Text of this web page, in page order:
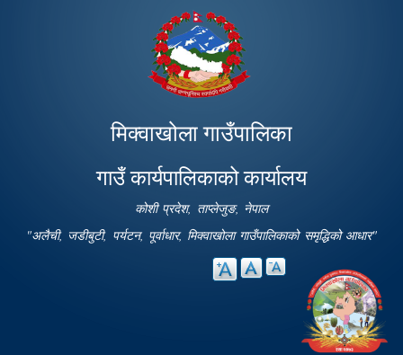
main
content
मिक्वाखोला गाउँपालिका
गाउँ कार्यपालिकाको कार्यालय
कोशी प्रदेश, ताप्लेजुङ, नेपाल
"अलैची, जडीबुटी, पर्यटन, पूर्वाधार, मिक्वाखोला गाउँपालिकाको समृद्धिको आधार"